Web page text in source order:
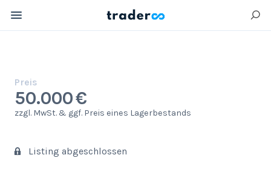
Preis
50.000 €
zzgl. MwSt. & ggf. Preis eines Lagerbestands
Listing abgeschlossen